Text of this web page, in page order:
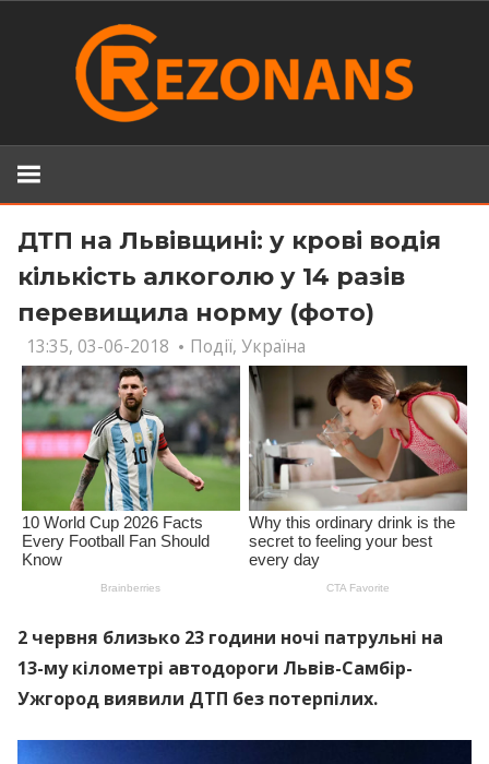
ДТП на Львівщині: у крові водія
кількість алкоголю у 14 разів
перевищила норму (фото)
13:35, 03-06-2018 Події,Україна
2 червня близько 23 години ночі патрульні на
13-му кілометрі автодороги Львів-Самбір-
Ужгород виявили ДТП без потерпілих.